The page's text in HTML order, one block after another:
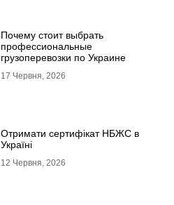
Почему стоит выбрать
профессиональные
грузоперевозки по Украине
17 Червня, 2026
Отримати сертифікат НБЖС в
Україні
12 Червня, 2026